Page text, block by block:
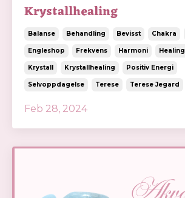
Krystallhealing
Balanse Behandling Bevisst Chakra
Engleshop Frekvens Harmoni Healing
Krystall Krystallhealing Positiv Energi
Selvoppdagelse Terese Terese Jegard
Feb 28, 2024